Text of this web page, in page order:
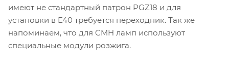
имеют не стандартный патрон PGZ18 и для
установки в E40 требуется переходник. Так же
напоминаем, что для CMH ламп используют
специальные модули розжига.